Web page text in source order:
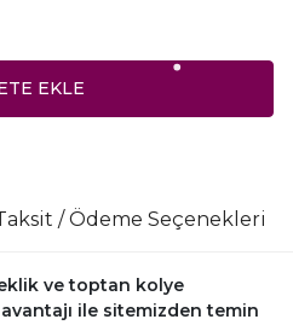
EKLE
/ Ödeme Seçenekleri
ve toptan kolye
ile sitemizden temin